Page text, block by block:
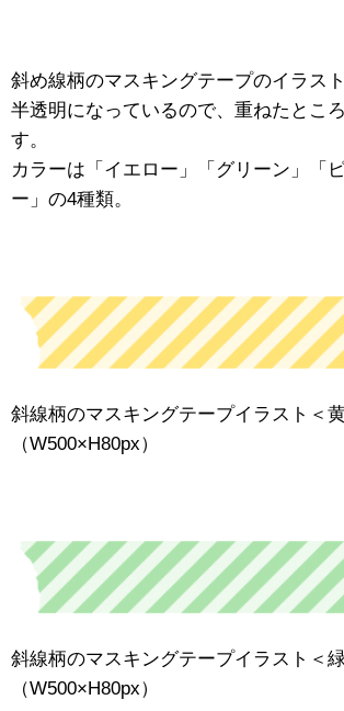
斜め線柄のマスキングテープのイラスト
半透明になっているので、重ねたとこ
す。
カラーは「イエロー」「グリーン」「
ー」の4種類。
斜線柄のマスキングテープイラスト＜
（W500×H80px）
斜線柄のマスキングテープイラスト＜
（W500×H80px）